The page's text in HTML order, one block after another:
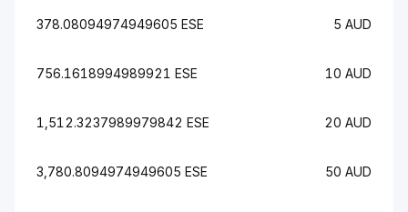
378.08094974949605 ESE 5 AUD
756.1618994989921 ESE 10 AUD
1,512.3237989979842 ESE 20 AUD
3,780.8094974949605 ESE 50 AUD